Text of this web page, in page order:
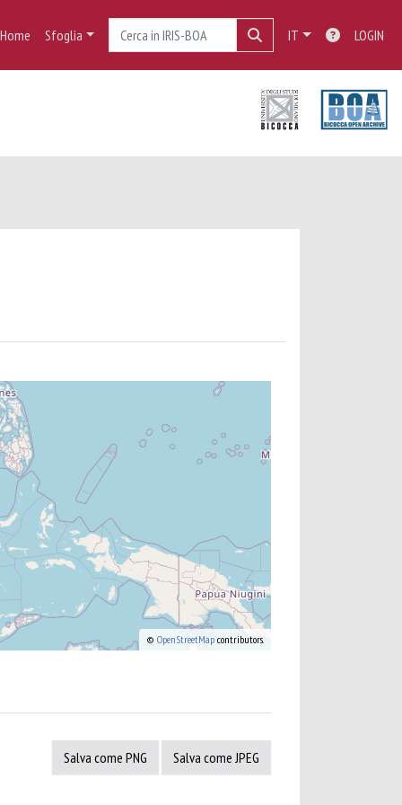
Home Sfoglia IT LOGIN
© OpenStreetMap contributors.
Salva come PNG Salva come JPEG